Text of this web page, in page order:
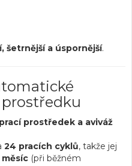
šetrnější a úspornější.
prostředek a aviváž
24 pracích cyklů, takže jej
(při běžném